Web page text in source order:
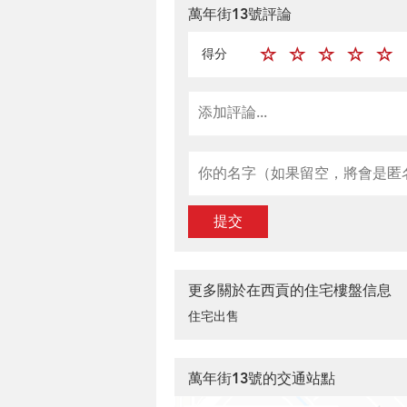
萬年街13號評論
得分
提交
更多關於在西貢的住宅樓盤信息
住宅出售
萬年街13號的交通站點